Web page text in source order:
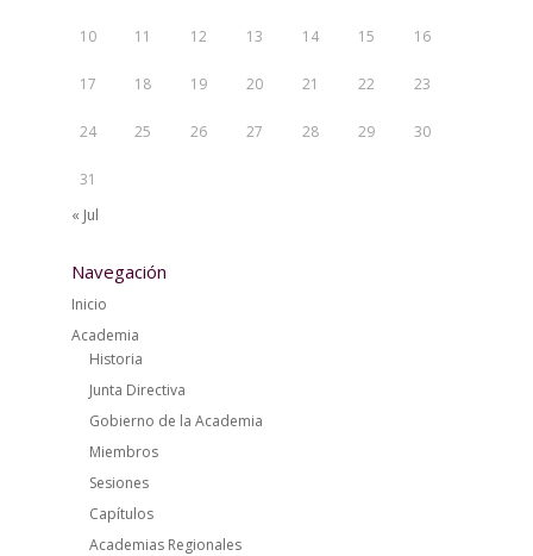
10 11 12 13 14 15 16
17 18 19 20 21 22 23
24 25 26 27 28 29 30
31
« Jul
Navegación
Inicio
Academia
Historia
Junta Directiva
Gobierno de la Academia
Miembros
Sesiones
Capítulos
Academias Regionales